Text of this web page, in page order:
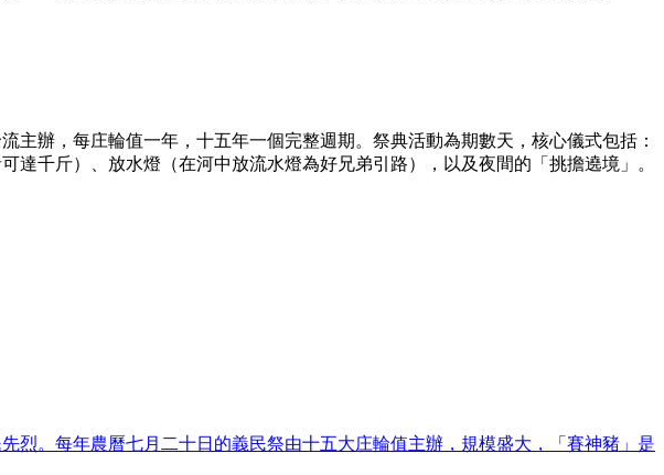
辦，每庄輪值一年，十五年一個完整週期。祭典活動為期數天，核心儀式包括：
達千斤）、放水燈（在河中放流水燈為好兄弟引路），以及夜間的「挑擔遶境」。
烈。每年農曆七月二十日的義民祭由十五大庄輪值主辦，規模盛大，「賽神豬」是